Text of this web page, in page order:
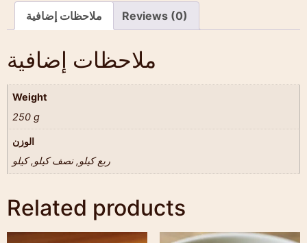
ملاحظات إضافية Reviews (0)
ملاحظات إضافية
Weight
250 g
الوزن
ربع كيلو, نصف كيلو, كيلو
Related products